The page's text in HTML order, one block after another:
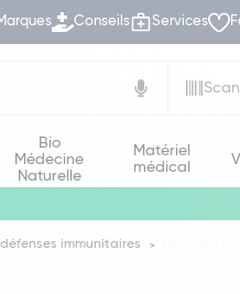
Conseils Services
Bio
Médecine
Naturelle
Matériel
médical
immunitaires